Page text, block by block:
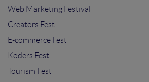
Web Marketing Festival
Creators Fest
E-commerce Fest
Koders Fest
Tourism Fest